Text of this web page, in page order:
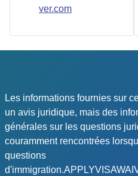
ver.com
Les informations fournies sur
un avis juridique, mais des
générales sur les questions
couramment rencontrées
questions